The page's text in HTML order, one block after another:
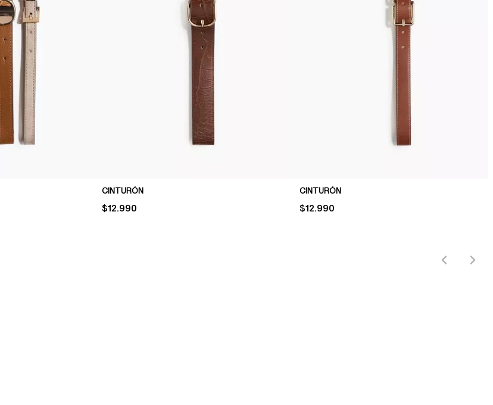
CINTURÓN
PRICE:
$12.990
CINTURÓN
PRICE:
$12.990